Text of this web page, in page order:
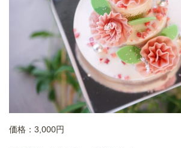
価格：3,000円